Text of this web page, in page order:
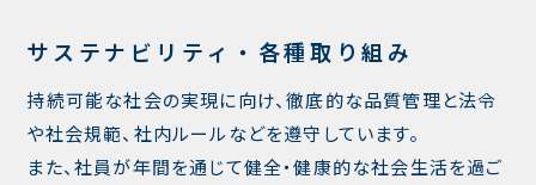
サステナビリティ・各種取り組み
持続可能な社会の実現に向け、徹底的な品質管理と法令
や社会規範、社内ルールなどを遵守しています。
また、社員が年間を通じて健全・健康的な社会生活を過ご